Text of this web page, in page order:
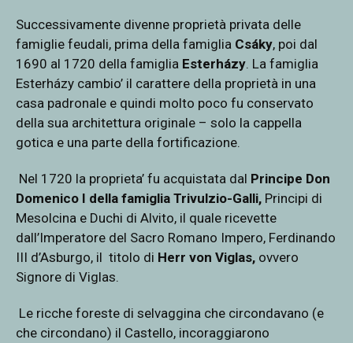
Successivamente divenne proprietà privata delle
famiglie feudali, prima della famiglia Csáky, poi dal
1690 al 1720 della famiglia Esterházy. La famiglia
Esterházy cambio’ il carattere della proprietà in una
casa padronale e quindi molto poco fu conservato
della sua architettura originale – solo la cappella
gotica e una parte della fortificazione.
Nel 1720 la proprieta’ fu acquistata dal Principe Don
Domenico I della famiglia Trivulzio-Galli, Principi di
Mesolcina e Duchi di Alvito, il quale ricevette
dall’Imperatore del Sacro Romano Impero, Ferdinando
III d’Asburgo, il titolo di Herr von Viglas, ovvero
Signore di Viglas.
Le ricche foreste di selvaggina che circondavano (e
che circondano) il Castello, incoraggiarono